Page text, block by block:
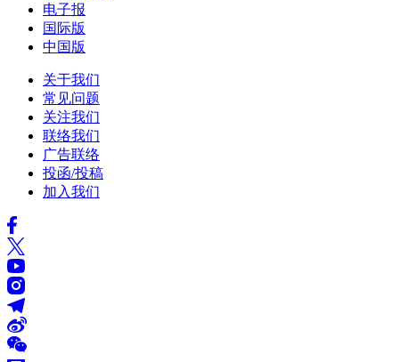
电子报
国际版
中国版
关于我们
常见问题
关注我们
联络我们
广告联络
投函/投稿
加入我们